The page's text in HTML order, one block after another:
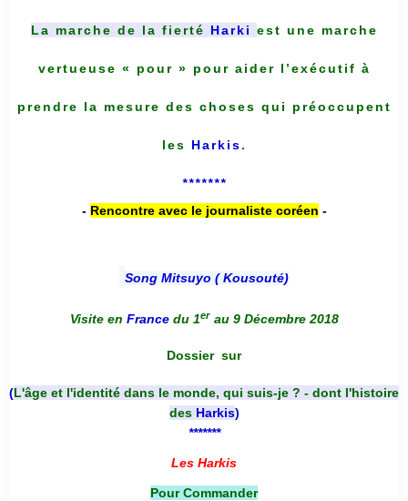
La marche de la fierté Harki est une marche
vertueuse « pour » pour aider l’exécutif à
prendre la mesure des choses qui préoccupent
les Harkis.
*******
- Rencontre avec le journaliste coréen -
Song Mitsuyo ( Kousouté)
Visite en France du 1er au 9 Décembre 2018
Dossier sur
(L'âge et l'identité dans le monde, qui suis-je ? - dont l'histoire
des Harkis)
*******
Les Harkis
Pour Commander